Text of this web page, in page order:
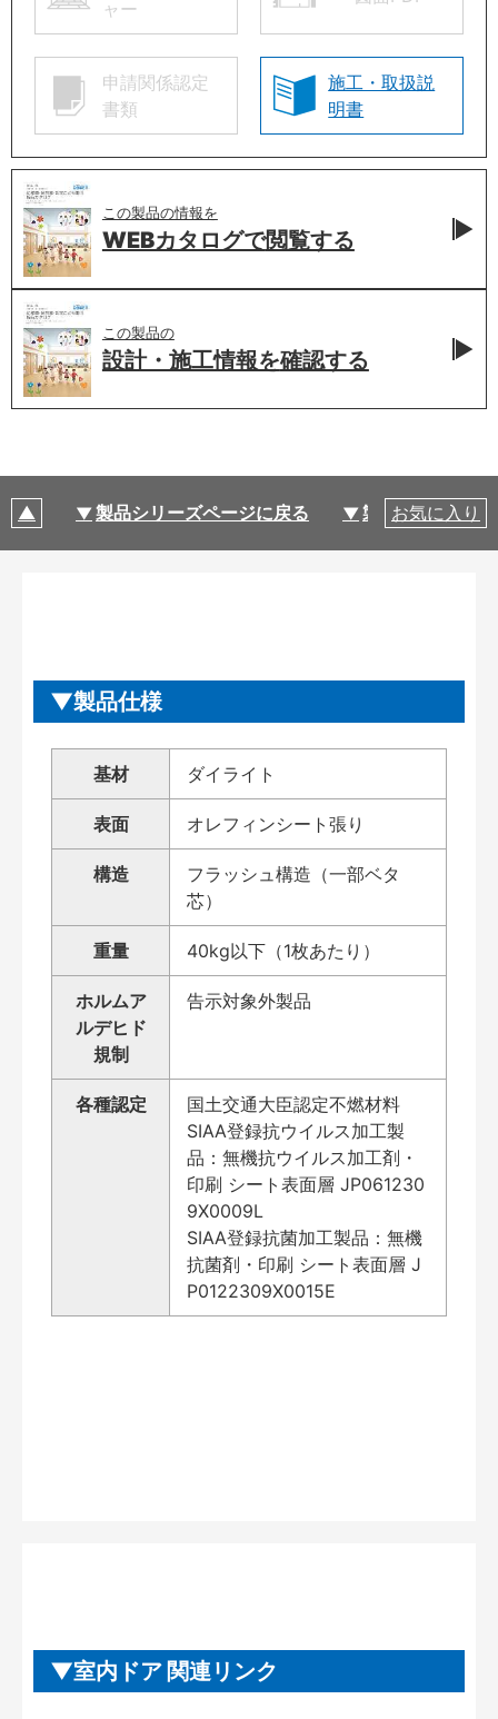
ャー
申請関係認定
書類
施工・取扱説
明書
この製品の情報を
WEBカタログで閲覧する
この製品の
設計・施工情報を確認する
製品シリーズページに戻る 製品仕様
お気に入り
製品仕様
基材 ダイライト
表面 オレフィンシート張り
構造
フラッシュ構造（一部ベタ
芯）
重量 40kg以下（1枚あたり）
ホルムア
ルデヒド
規制
告示対象外製品
各種認定
国土交通大臣認定不燃材料
SIAA登録抗ウイルス加工製
品：無機抗ウイルス加工剤・
印刷 シート表面層 JP061230
9X0009L
SIAA登録抗菌加工製品：無機
抗菌剤・印刷 シート表面層 J
P0122309X0015E
室内ドア 関連リンク